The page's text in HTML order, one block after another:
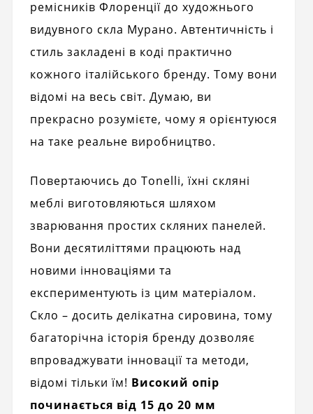
ремісників Флоренції до художнього
видувного скла Мурано. Автентичність і
стиль закладені в коді практично
кожного італійського бренду. Тому вони
відомі на весь світ. Думаю, ви
прекрасно розумієте, чому я орієнтуюся
на таке реальне виробництво.
Повертаючись до Tonelli, їхні скляні
меблі виготовляються шляхом
зварювання простих скляних панелей.
Вони десятиліттями працюють над
новими інноваціями та
експериментують із цим матеріалом.
Скло – досить делікатна сировина, тому
багаторічна історія бренду дозволяє
впроваджувати інновації та методи,
відомі тільки їм! Високий опір
починається від 15 до 20 мм